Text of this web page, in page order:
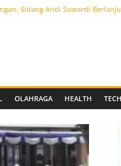
Sidang Andi Suwardi
Penonton, Dekat Exit Tol
OLIVIA XI 2026
dan Siapkan Sistem Social
OLAHRAGA HEALTH